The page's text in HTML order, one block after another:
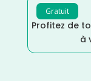
Gratuit
Profitez de
à